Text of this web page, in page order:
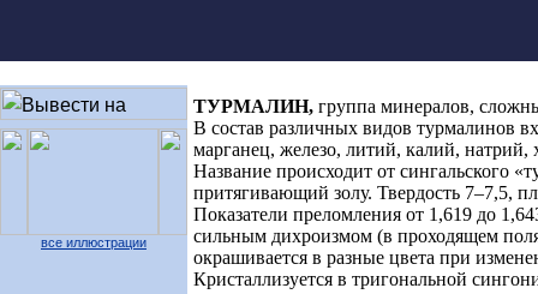
все иллюстрации
ТУРМАЛИН, группа минералов,
В состав различных видов турмалинов
марганец, железо, литий, калий, натрий,
Название происходит от сингальского «
притягивающий золу. Твердость 7–7,5,
Показатели преломления от 1,619 до
сильным дихроизмом (в проходящем
окрашивается в разные цвета при
Кристаллизуется в тригональной